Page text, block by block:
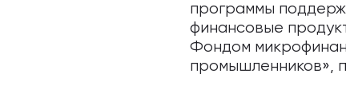
программы
финансовые
Фондом
промышленников»,